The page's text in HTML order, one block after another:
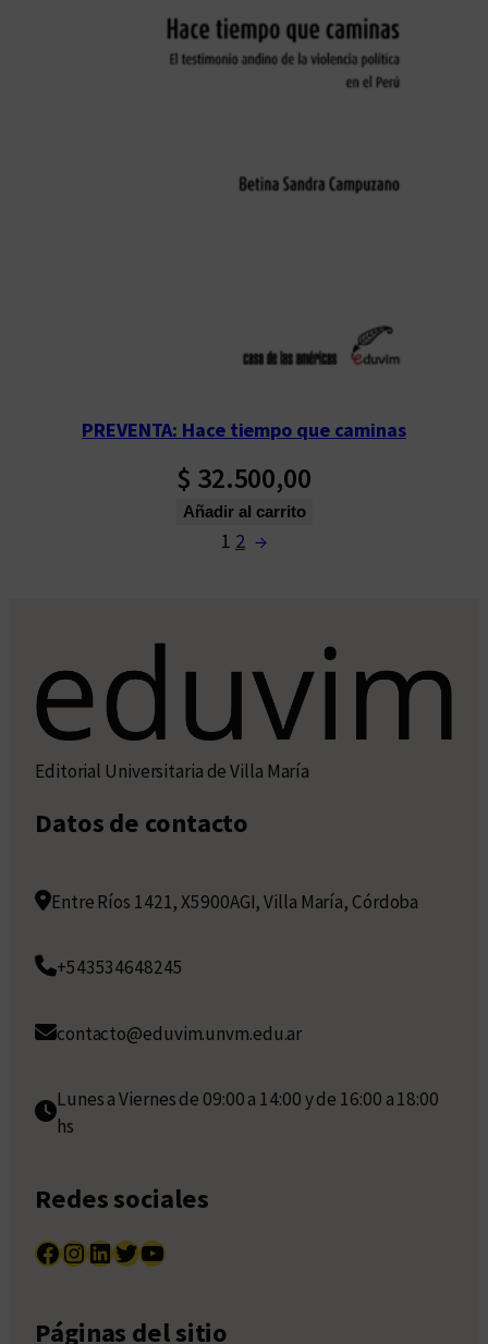
PREVENTA: Hace tiempo que caminas
$ 32.500,00
Añadir al carrito
1 2 →
Editorial Universitaria de Villa María
Datos de contacto
Entre Ríos 1421, X5900AGI, Villa María, Córdoba
+543534648245
contacto@eduvim.unvm.edu.ar
Lunes a Viernes de 09:00 a 14:00 y de 16:00 a 18:00
hs
Redes sociales
Facebook InstagramLinkedIn Twitter YouTube
Páginas del sitio